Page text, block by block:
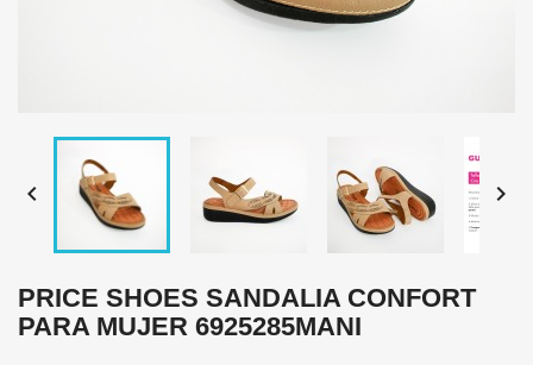
 
PRICE SHOES SANDALIA CONFORT
PARA MUJER 6925285MANI